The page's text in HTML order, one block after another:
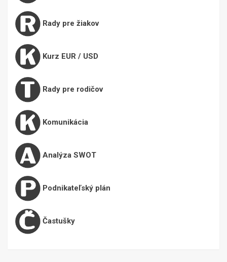
Rady pre žiakov
Kurz EUR / USD
Rady pre rodičov
Komunikácia
Analýza SWOT
Podnikateľský plán
Častušky